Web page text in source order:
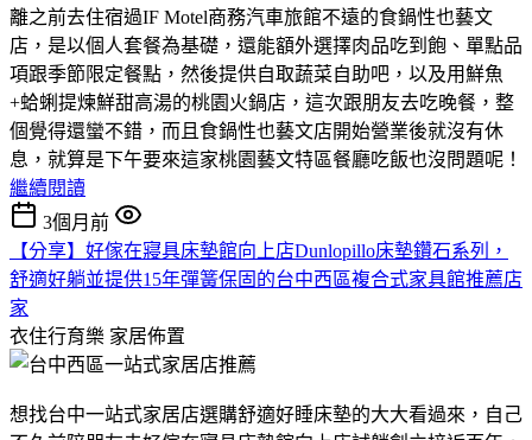
離之前去住宿過IF Motel商務汽車旅館不遠的食鍋性也藝文
店，是以個人套餐為基礎，還能額外選擇肉品吃到飽、單點品
項跟季節限定餐點，然後提供自取蔬菜自助吧，以及用鮮魚
+蛤蜊提煉鮮甜高湯的桃園火鍋店，這次跟朋友去吃晚餐，整
個覺得還蠻不錯，而且食鍋性也藝文店開始營業後就沒有休
息，就算是下午要來這家桃園藝文特區餐廳吃飯也沒問題呢！
繼續閱讀
3個月前
【分享】好傢在寢具床墊館向上店Dunlopillo床墊鑽石系列，
舒適好躺並提供15年彈簧保固的台中西區複合式家具館推薦店
家
衣住行育樂 家居佈置
想找台中一站式家居店選購舒適好睡床墊的大大看過來，自己